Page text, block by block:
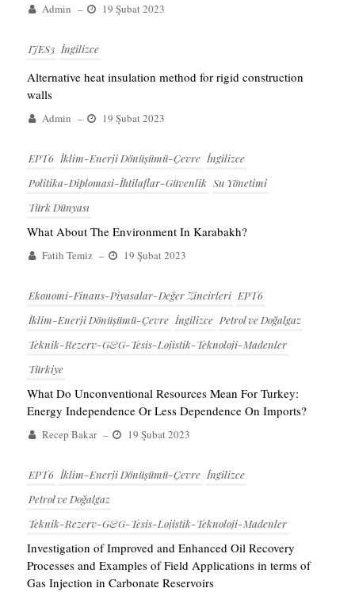
Admin – 19 Şubat 2023
IJES3 İngilizce
Alternative heat insulation method for rigid construction
walls
Admin – 19 Şubat 2023
EPT6 İklim-Enerji Dönüşümü-Çevre İngilizce
Politika-Diplomasi-İhtilaflar-Güvenlik Su Yönetimi
Türk Dünyası
What About The Environment In Karabakh?
Fatih Temiz – 19 Şubat 2023
Ekonomi-Finans-Piyasalar-Değer Zincirleri EPT6
İklim-Enerji Dönüşümü-Çevre İngilizce Petrol ve Doğalgaz
Teknik-Rezerv-G&G-Tesis-Lojistik-Teknoloji-Madenler
Türkiye
What Do Unconventional Resources Mean For Turkey:
Energy Independence Or Less Dependence On Imports?
Recep Bakar – 19 Şubat 2023
EPT6 İklim-Enerji Dönüşümü-Çevre İngilizce
Petrol ve Doğalgaz
Teknik-Rezerv-G&G-Tesis-Lojistik-Teknoloji-Madenler
Investigation of Improved and Enhanced Oil Recovery
Processes and Examples of Field Applications in terms of
Gas Injection in Carbonate Reservoirs